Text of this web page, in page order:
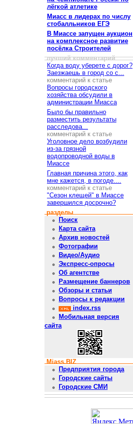
лёгкой атлетике
Миасс в лидерах по числу
стобалльников ЕГЭ
В Миассе запущен аукцион
на комплексное развитие
посёлка Строителей
лучший комментарий
Когда воду уберете с дорог?
Заезжаешь в город со с...
комментарий к статье
Вопросы городского
хозяйства обсудили в
администрации Миасса
Было бы правильно
разместить результаты
расследова...
комментарий к статье
Уголовное дело возбудили
из-за грязной
водопроводной воды в
Миассе
Главная причина этого, как
мне кажется, в погоде....
комментарий к статье
"Сезон клещей" в Миассе
завершился досрочно?
разделы
Поиск
Карта сайта
Архив новостей
Фотографии
Видео/Аудио
Экспресс-опросы
Об агентстве
Размещение баннеров
Обзоры и статьи
Вопросы к редакции
index.rss
Мобильная версия
сайта
Miass.BIZ
Предприятия города
Городские сайты
Городские СМИ